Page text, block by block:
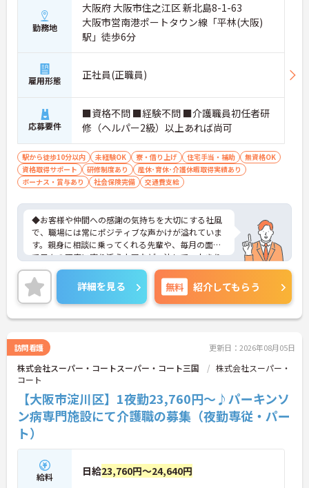
勤務地
大阪府 大阪市住之江区 新北島8-1-63
大阪市営南港ポートタウン線「平林(大阪)
駅」徒歩6分
雇用形態 正社員(正職員)
応募要件
■資格不問 ■経験不問 ■介護職員初任者研
修（ヘルパー2級）以上あれば尚可
駅から徒歩10分以内 未経験OK 寮・借り上げ 住宅手当・補助
無資格OK
資格取得サポート
研修制度あり
産休･育休･介護休暇取得実績あり
ボーナス・賞与あり
社会保険完備 交通費支給
◆お客様や仲間への感謝の気持ちを大切にする社風
で、職場には常にポジティブな声かけが溢れていま
す。親身に相談に乗ってくれる先輩や、毎月の面談
で日々の不安に寄り添う上司など、決して一人きり
にさせないフォロー体制が万全。心理的安全性が高
く、中途入社でも自然と馴染める職場です。
◆無資格からでもプロフェッショナルを目指せる
「資格取得支援制度」を完備しています。初任者研
修から国家資格である介護福祉士まで、現場での実
けて資格取得に挑戦できます。
◆法人独自の介護技術認定制度「ケアマイスター」
により、身につけたスキルを5段階でしっかり評価
し手当で還元。さらに「目標管理シート」を用いた
月1回の上司との面談があり、一人ひとりの不安や
目標に寄り添う手厚いフォロー体制が整っていま
す。
詳細を見る 無料 紹介してもらう
訪問看護 更新日：2026年08月05日
株式会社スーパー・コートスーパー・コート三国
株式会社スーパー・
コート
【大阪市淀川区】1夜勤23,760円～♪パーキンソ
ン病専門施設にて介護職の募集（夜勤専従・パー
ト）
給料 日給23,760円～24,640円